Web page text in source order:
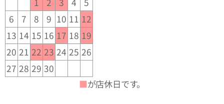
6
7 8 9 10 11 12
13 14 15 16 17 18 19
20 21 22 23 24 25 26
27 28 29 30
■が店休日です。